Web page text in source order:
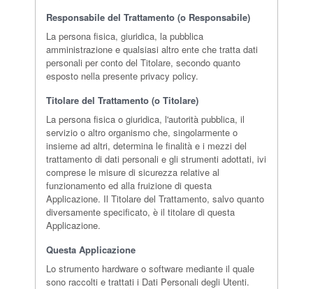
Responsabile del Trattamento (o Responsabile)
La persona fisica, giuridica, la pubblica
amministrazione e qualsiasi altro ente che tratta dati
personali per conto del Titolare, secondo quanto
esposto nella presente privacy policy.
Titolare del Trattamento (o Titolare)
La persona fisica o giuridica, l'autorità pubblica, il
servizio o altro organismo che, singolarmente o
insieme ad altri, determina le finalità e i mezzi del
trattamento di dati personali e gli strumenti adottati, ivi
comprese le misure di sicurezza relative al
funzionamento ed alla fruizione di questa
Applicazione. Il Titolare del Trattamento, salvo quanto
diversamente specificato, è il titolare di questa
Applicazione.
Questa Applicazione
Lo strumento hardware o software mediante il quale
sono raccolti e trattati i Dati Personali degli Utenti.